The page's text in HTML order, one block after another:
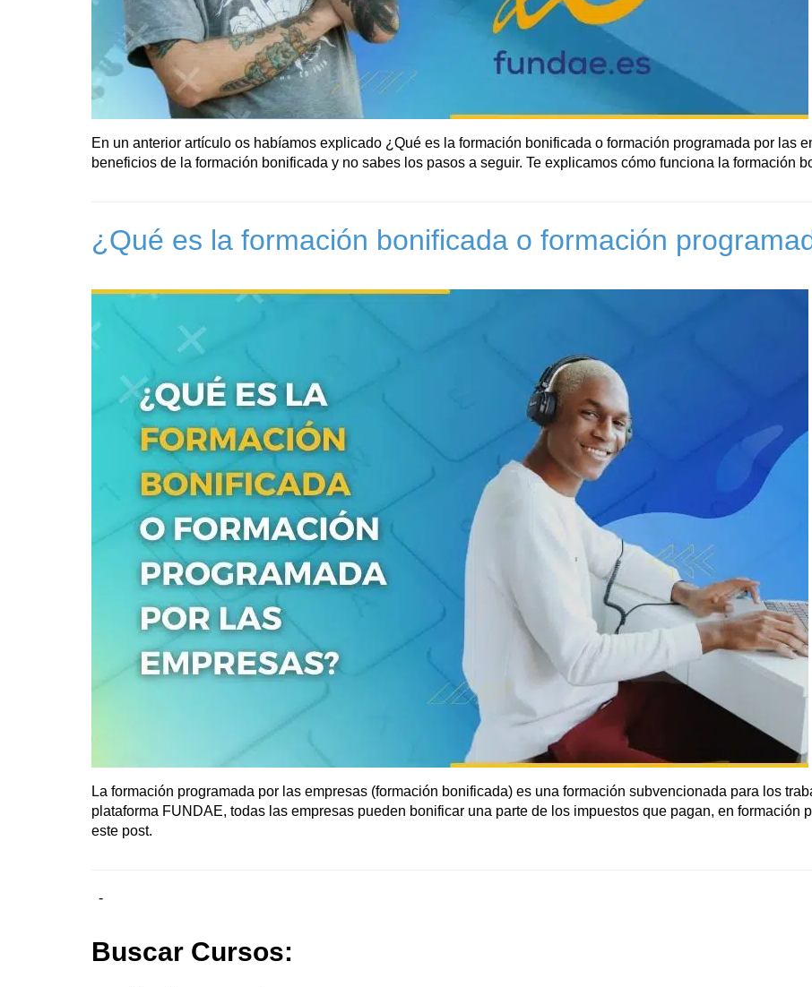
En un anterior artículo os habíamos explicado ¿Qué es la formación bonificada o formación programada por las
beneficios de la formación bonificada y no sabes los pasos a seguir. Te explicamos cómo funciona la formación
¿Qué es la formación bonificada o formación
La formación programada por las empresas (formación bonificada) es una formación subvencionada para los
plataforma FUNDAE, todas las empresas pueden bonificar una parte de los impuestos que pagan, en formación
este post.
-
Buscar Cursos: